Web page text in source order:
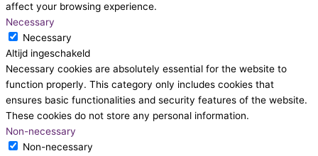
affect your browsing experience.
Necessary
Necessary
Altijd ingeschakeld
Necessary cookies are absolutely essential for the website to
function properly. This category only includes cookies that
ensures basic functionalities and security features of the website.
These cookies do not store any personal information.
Non-necessary
Non-necessary